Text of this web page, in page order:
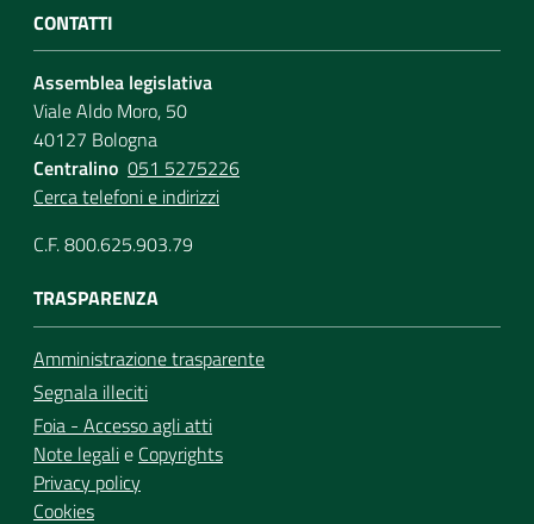
CONTATTI
Assemblea legislativa
Viale Aldo Moro, 50
40127 Bologna
Centralino 051 5275226
Cerca telefoni e indirizzi
C.F. 800.625.903.79
TRASPARENZA
Amministrazione trasparente
Segnala illeciti
Foia - Accesso agli atti
Note legalie Copyrights
Privacy policy
Cookies